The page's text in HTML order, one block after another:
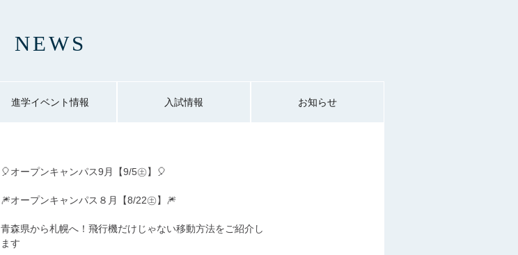
NEWS
進学イベント情報 入試情報 お知らせ
🎈オープンキャンパス9月【9/5㊏】🎈
🎆オープンキャンパス８月【8/22㊏】🎆
青森県から札幌へ！飛行機だけじゃない移動方法をご紹介し
ます